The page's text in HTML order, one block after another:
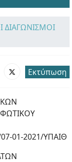
ΔΙΑΓΩΝΙΣΜΟΙ
Εκτύπωση
01-2021/ΥΠΑΙΘ